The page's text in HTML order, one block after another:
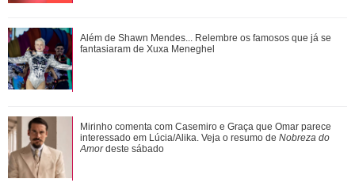
Pedro comemora o estado de saúde de Bruna. Confira o
que vai rolar neste sábado em Quem Ama...
Veja tudo sobre a bariátrica e a evolução do corpo de Jojo
Todynho
Além de Shawn Mendes... Relembre os famosos que já se
fantasiaram de Xuxa Meneghel
Mirinho comenta com Casemiro e Graça que Omar parece
interessado em Lúcia/Alika. Veja o resumo de Nobreza do
Amordeste sábado